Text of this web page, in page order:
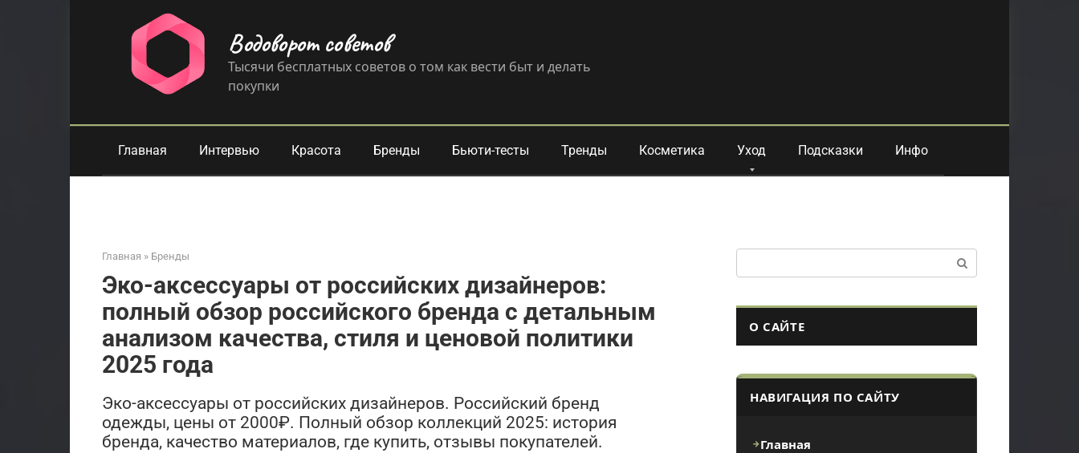
Водоворот советов
Тысячи бесплатных советов о том как вести быт и делать
покупки
Главная Интервью Красота Бренды Бьюти-тесты Тренды Косметика Уход Подсказки Инфо
Главная » Бренды
Эко-аксессуары от российских дизайнеров:
полный обзор российского бренда с детальным
анализом качества, стиля и ценовой политики
2025 года
Эко-аксессуары от российских дизайнеров. Российский бренд
одежды, цены от 2000₽. Полный обзор коллекций 2025: история
бренда, качество материалов, где купить, отзывы покупателей.
О САЙТЕ
НАВИГАЦИЯ ПО САЙТУ
Главная